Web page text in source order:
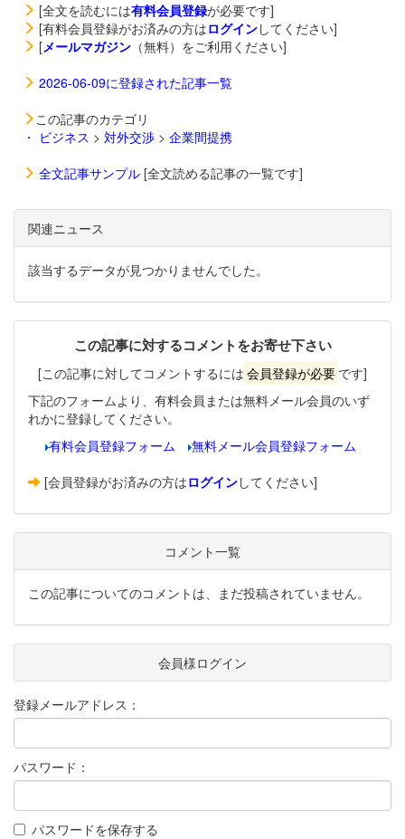
[全文を読むには有料会員登録が必要です]
[有料会員登録がお済みの方はログインしてください]
[メールマガジン （無料）をご利用ください]
2026-06-09に登録された記事一覧
この記事のカテゴリ
・ ビジネス > 対外交渉 > 企業間提携
全文記事サンプル [全文読める記事の一覧です]
関連ニュース
該当するデータが見つかりませんでした。
この記事に対するコメントをお寄せ下さい
[この記事に対してコメントするには 会員登録が必要 です]
下記のフォームより、有料会員または無料メール会員のいず
れかに登録してください。
有料会員登録フォーム
無料メール会員登録フォーム
[会員登録がお済みの方はログインしてください]
コメント一覧
この記事についてのコメントは、まだ投稿されていません。
会員様ログイン
登録メールアドレス：
パスワード：
パスワードを保存する